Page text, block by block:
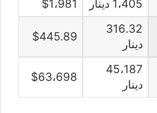
1،405 دينار $1،981
316.32
دينار
$445.89
45،187
دينار
$63،698